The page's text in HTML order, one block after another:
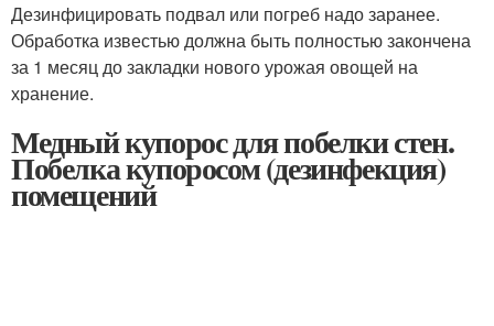
Дезинфицировать подвал или погреб надо заранее.
Обработка известью должна быть полностью закончена
за 1 месяц до закладки нового урожая овощей на
хранение.
Медный купорос для побелки стен.
Побелка купоросом (дезинфекция)
помещений